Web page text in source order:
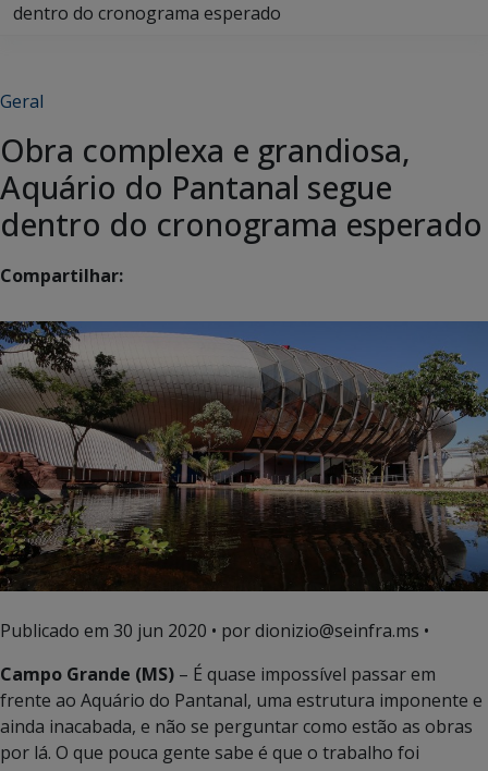
dentro do cronograma esperado
Geral
Obra complexa e grandiosa,
Aquário do Pantanal segue
dentro do cronograma esperado
Compartilhar:
Publicado em 30 jun 2020 • por dionizio@seinfra.ms •
Campo Grande (MS) – É quase impossível passar em
frente ao Aquário do Pantanal, uma estrutura imponente e
ainda inacabada, e não se perguntar como estão as obras
por lá. O que pouca gente sabe é que o trabalho foi